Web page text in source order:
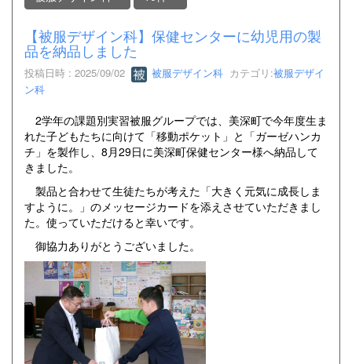
【被服デザイン科】保健センターに幼児用の製
品を納品しました
投稿日時 : 2025/09/02 被服デザイン科 カテゴリ:被服デザイ
ン科
2学年の課題別実習被服グループでは、美深町で今年度生ま
れた子どもたちに向けて「移動ポケット」と「ガーゼハンカ
チ」を製作し、8月29日に美深町保健センター様へ納品して
きました。
製品と合わせて生徒たちが考えた「大きく元気に成長しま
すように。」のメッセージカードを添えさせていただきまし
た。使っていただけると幸いです。
御協力ありがとうございました。